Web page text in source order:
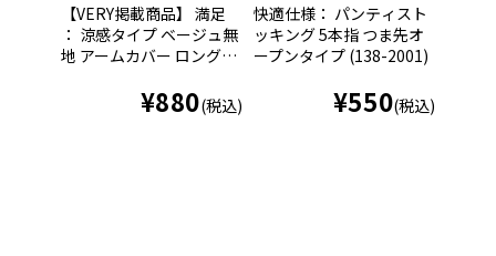
【VERY掲載商品】 満足
： 涼感タイプ ベージュ無
地 アームカバー ロング丈
素材 (040-0541)
¥880(税込)
快適仕様： パンティスト
ッキング 5本指 つま先オ
ープンタイプ (138-2001)
¥550(税込)